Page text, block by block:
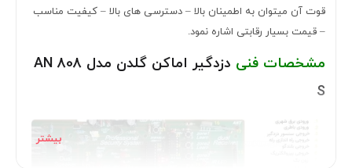
قوت آن میتوان به اطمینان بالا – دسترسی های بالا – کیفیت مناسب
– قیمت بسیار رقابتی اشاره نمود.
مشخصات فنی
دزدگیر اماکن گلدن مدل AN 808
S